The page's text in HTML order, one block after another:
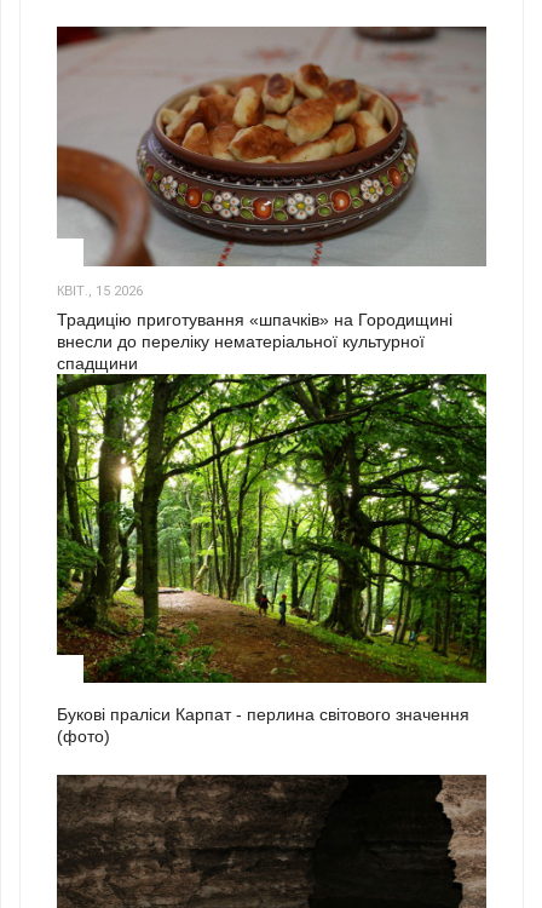
КВІТ., 15 2026
Традицію приготування «шпачків» на Городищині
внесли до переліку нематеріальної культурної
спадщини
Букові праліси Карпат - перлина світового значення
(фото)